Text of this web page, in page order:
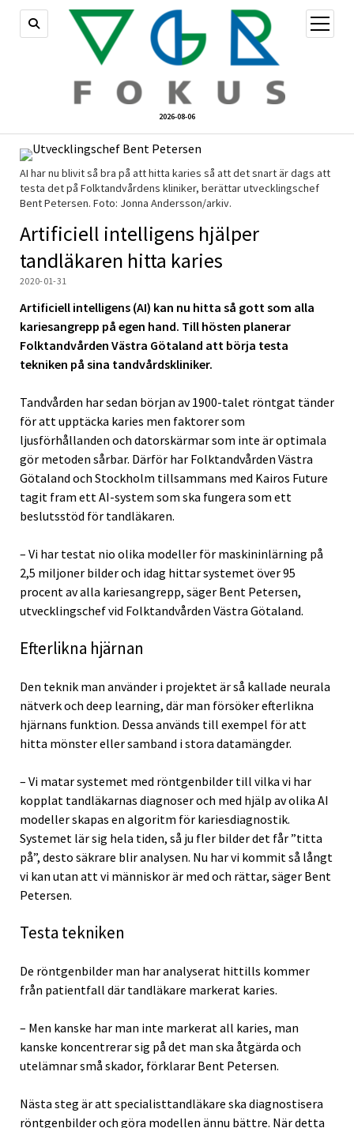
2026-08-06
öppna
meny
AI har nu blivit så bra på att hitta karies så att det snart är dags att
testa det på Folktandvårdens kliniker, berättar utvecklingschef
Bent Petersen. Foto: Jonna Andersson/arkiv.
Artificiell intelligens hjälper
tandläkaren hitta karies
2020-01-31
Artificiell intelligens (AI) kan nu hitta så gott som alla
kariesangrepp på egen hand. Till hösten planerar
Folktandvården Västra Götaland att börja testa
tekniken på sina tandvårdskliniker.
Tandvården har sedan början av 1900-talet röntgat tänder
för att upptäcka karies men faktorer som
ljusförhållanden och datorskärmar som inte är optimala
gör metoden sårbar. Därför har Folktandvården Västra
Götaland och Stockholm tillsammans med Kairos Future
tagit fram ett AI-system som ska fungera som ett
beslutsstöd för tandläkaren.
– Vi har testat nio olika modeller för maskininlärning på
2,5 miljoner bilder och idag hittar systemet över 95
procent av alla kariesangrepp, säger Bent Petersen,
utvecklingschef vid Folktandvården Västra Götaland.
Efterlikna hjärnan
Den teknik man använder i projektet är så kallade neurala
nätverk och deep learning, där man försöker efterlikna
hjärnans funktion. Dessa används till exempel för att
hitta mönster eller samband i stora datamängder.
– Vi matar systemet med röntgenbilder till vilka vi har
kopplat tandläkarnas diagnoser och med hjälp av olika AI
modeller skapas en algoritm för kariesdiagnostik.
Systemet lär sig hela tiden, så ju fler bilder det får ”titta
på”, desto säkrare blir analysen. Nu har vi kommit så långt
vi kan utan att vi människor är med och rättar, säger Bent
Petersen.
Testa tekniken
De röntgenbilder man har analyserat hittills kommer
från patientfall där tandläkare markerat karies.
– Men kanske har man inte markerat all karies, man
kanske koncentrerar sig på det man ska åtgärda och
utelämnar små skador, förklarar Bent Petersen.
Nästa steg är att specialisttandläkare ska diagnostisera
röntgenbilder och göra modellen ännu bättre. När detta